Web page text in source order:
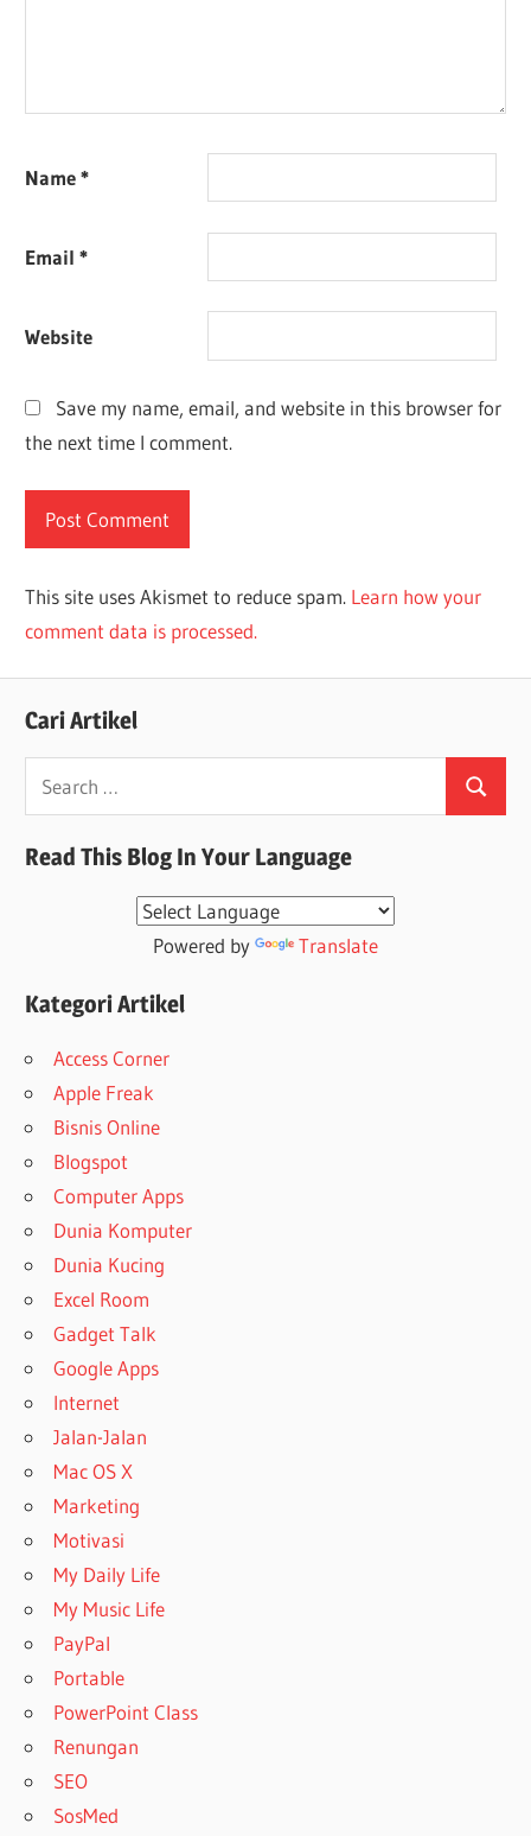
Name*
Email*
Website
Save my name, email, and website in this browser for
the next time I comment.
This site uses Akismet to reduce spam. Learn how your
comment data is processed.
Cari Artikel
Search
for:
Search
Read This Blog In Your Language
Powered by Translate
Kategori Artikel
Access Corner
Apple Freak
Bisnis Online
Blogspot
Computer Apps
Dunia Komputer
Dunia Kucing
Excel Room
Gadget Talk
Google Apps
Internet
Jalan-Jalan
Mac OS X
Marketing
Motivasi
My Daily Life
My Music Life
PayPal
Portable
PowerPoint Class
Renungan
SEO
SosMed